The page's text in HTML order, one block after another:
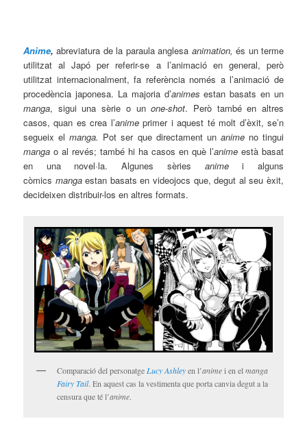
Anime,abreviatura de la paraula anglesa animation, és un terme
utilitzat al Japó per referir-se a l’animació en general, però
utilitzat internacionalment, fa referència només a l’animació de
procedència japonesa. La majoria d’animes estan basats en un
manga, sigui una sèrie o unone-shot. Però tambéen altres
casos, quan es crea l’animeprimer i aquest té molt d’èxit, se’n
segueix elmanga. Pot ser que directament un animeno tingui
manga o al revés; també hi ha casos en què l’animeestà basat
en una novel·la. Algunes sèries animei alguns
còmics mangaestan basats en videojocs que, degut al seu èxit,
decideixen distribuir-los en altres formats.
Comparació del personatge Lucy Ashleyen l’animei en elmanga
Fairy Tail. En aquest cas la vestimenta que porta canvia degut a la
censura que té l’anime.